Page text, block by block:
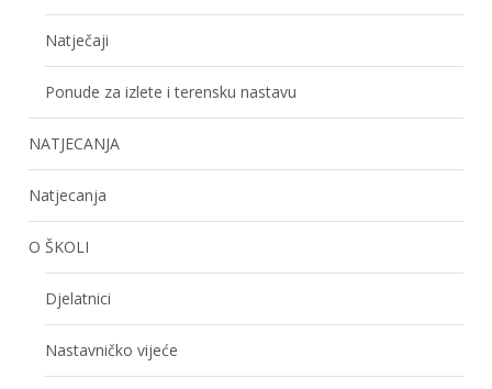
Natječaji
Ponude za izlete i terensku nastavu
NATJECANJA
Natjecanja
O ŠKOLI
Djelatnici
Nastavničko vijeće